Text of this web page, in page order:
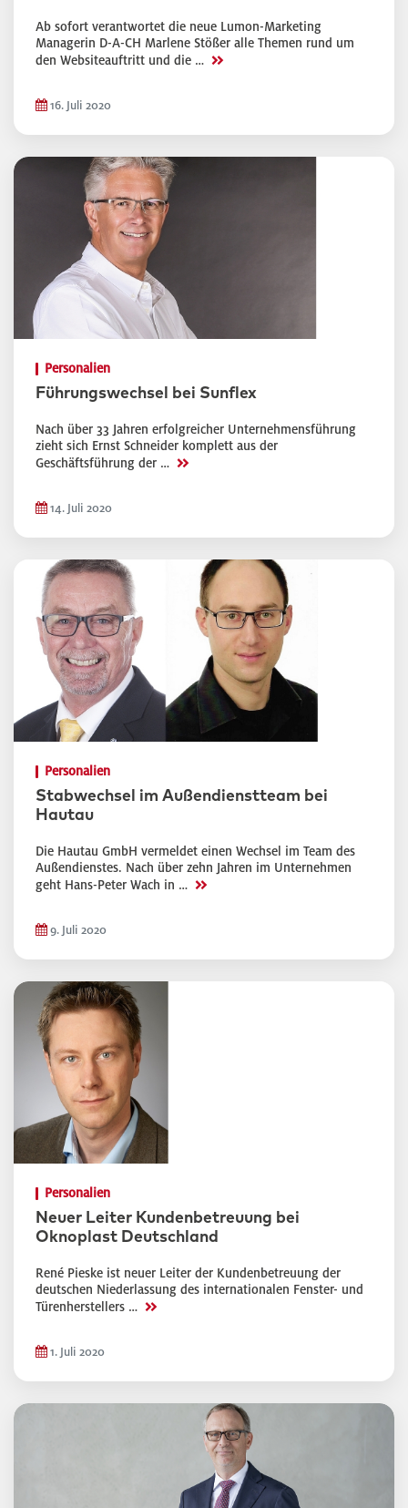
Ab sofort verantwortet die neue Lumon-Marketing
Managerin D-A-CH Marlene Stößer alle Themen rund um
den Websiteauftritt und die … >>
16. Juli 2020
Personalien
Führungswechsel bei Sunflex
Nach über 33 Jahren erfolgreicher Unternehmensführung
zieht sich Ernst Schneider komplett aus der
Geschäftsführung der … >>
14. Juli 2020
Personalien
Stabwechsel im Außendienstteam bei
Hautau
Die Hautau GmbH vermeldet einen Wechsel im Team des
Außendienstes. Nach über zehn Jahren im Unternehmen
geht Hans-Peter Wach in … >>
9. Juli 2020
Personalien
Neuer Leiter Kundenbetreuung bei
Oknoplast Deutschland
René Pieske ist neuer Leiter der Kundenbetreuung der
deutschen Niederlassung des internationalen Fenster- und
Türenherstellers … >>
1. Juli 2020